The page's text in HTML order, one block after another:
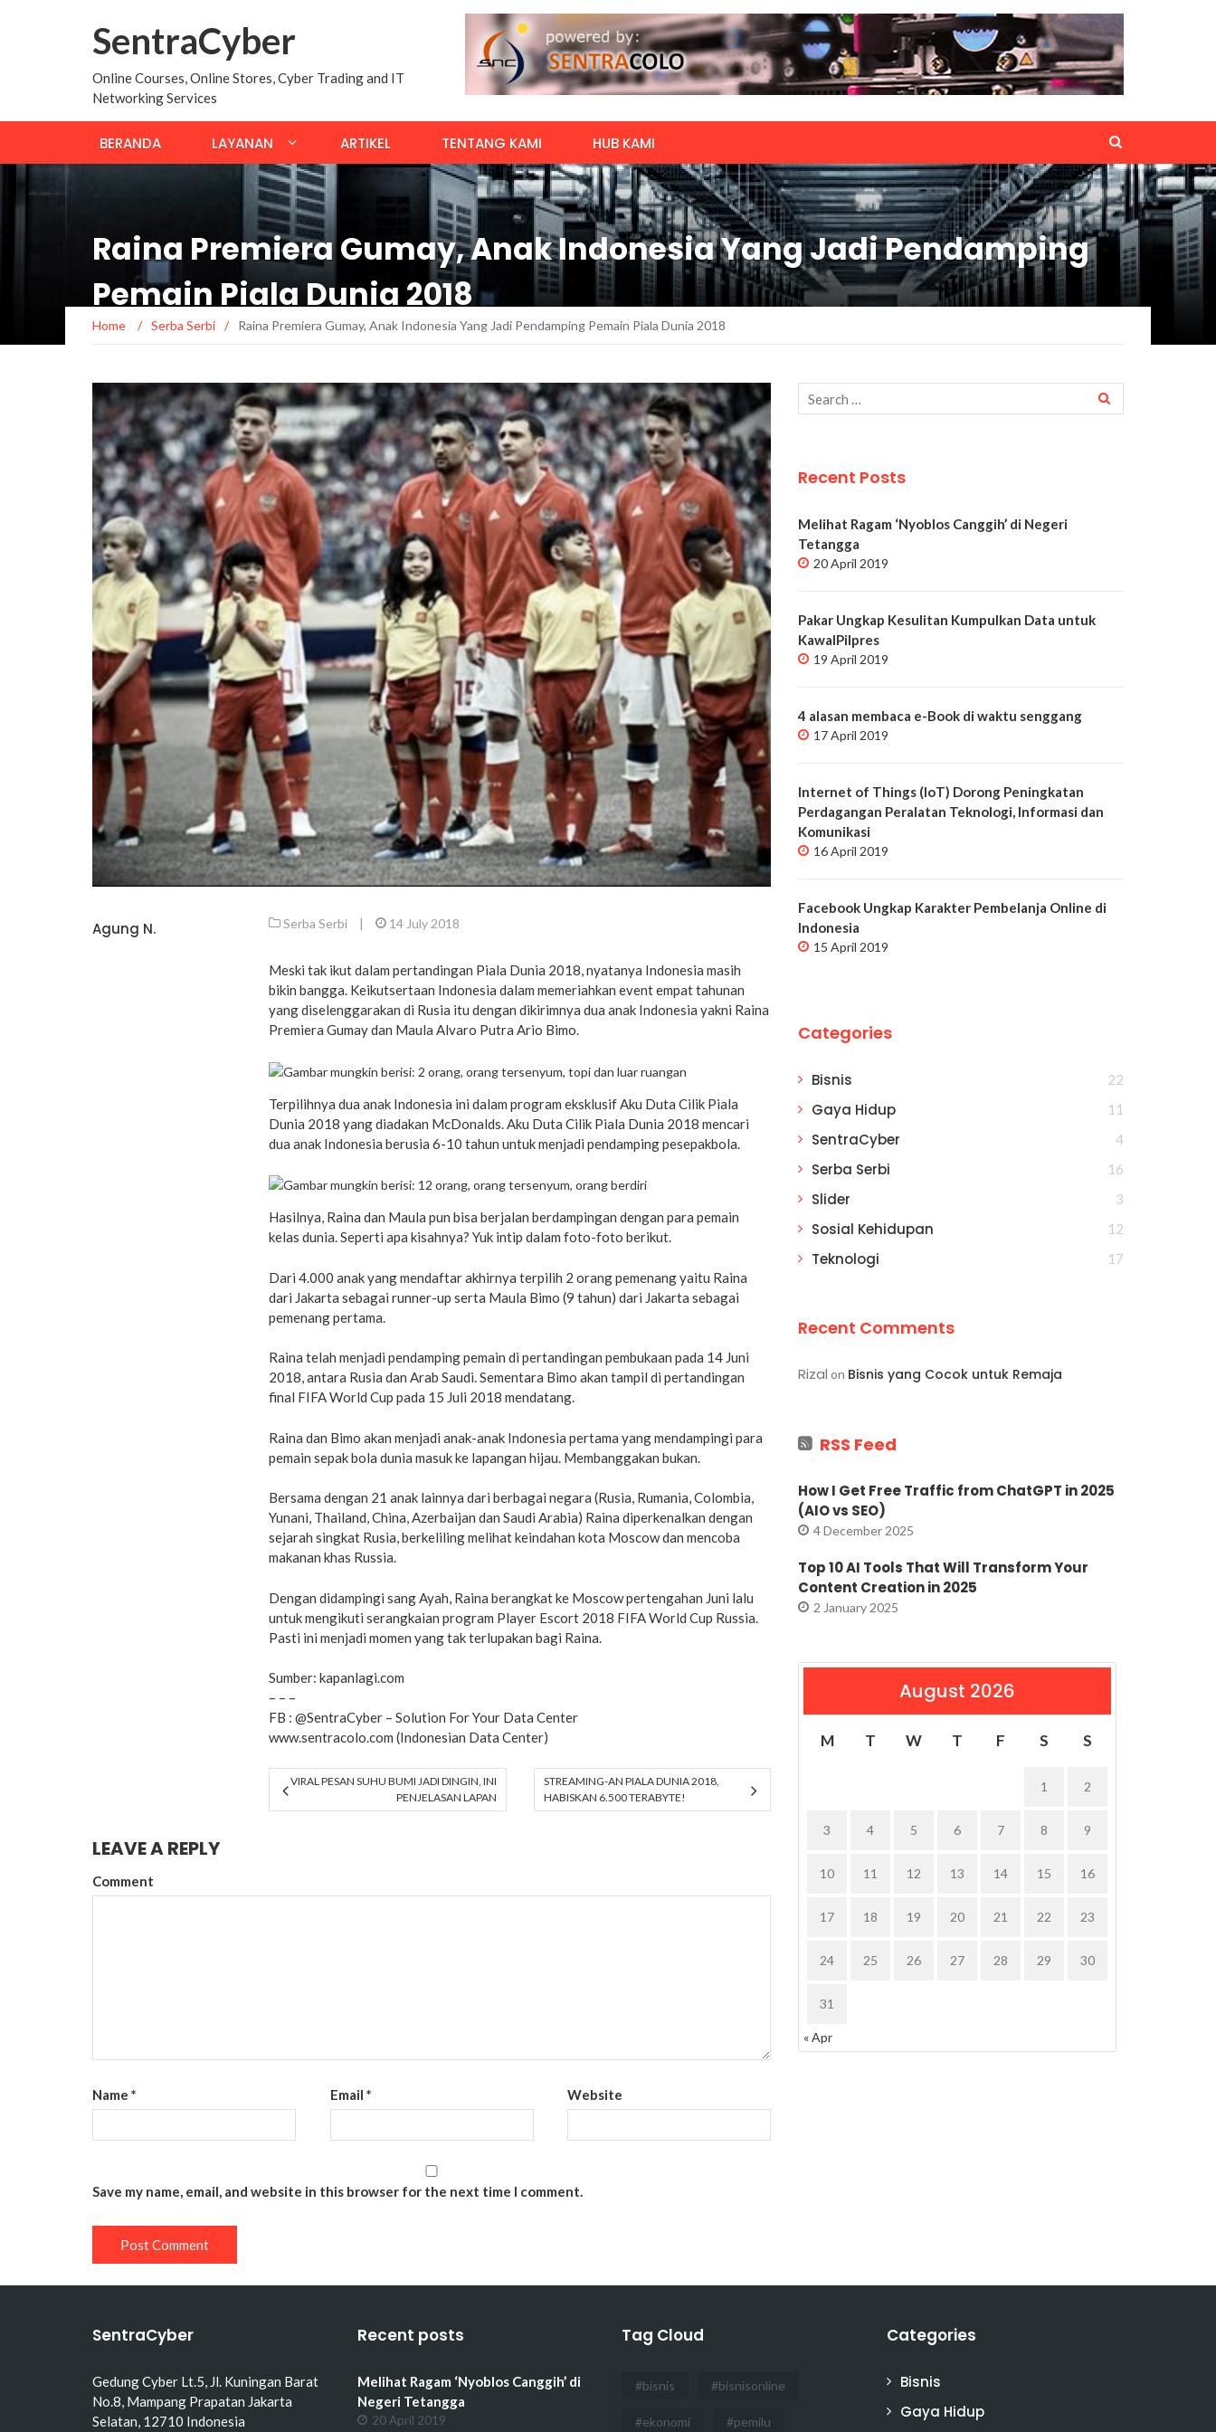
SentraCyber
Online Courses, Online Stores, Cyber Trading and IT
Networking Services
BERANDA LAYANAN ARTIKEL TENTANG KAMI HUB KAMI
Raina Premiera Gumay, Anak Indonesia Yang Jadi Pendamping
Pemain Piala Dunia 2018
Home / Serba Serbi / Raina Premiera Gumay, Anak Indonesia Yang Jadi Pendamping Pemain Piala Dunia 2018
Agung N. Serba Serbi | 14 July 2018
Meski tak ikut dalam pertandingan Piala Dunia 2018, nyatanya Indonesia masih
bikin bangga. Keikutsertaan Indonesia dalam memeriahkan event empat tahunan
yang diselenggarakan di Rusia itu dengan dikirimnya dua anak Indonesia yakni Raina
Premiera Gumay dan Maula Alvaro Putra Ario Bimo.
Terpilihnya dua anak Indonesia ini dalam program eksklusif Aku Duta Cilik Piala
Dunia 2018 yang diadakan McDonalds. Aku Duta Cilik Piala Dunia 2018 mencari
dua anak Indonesia berusia 6-10 tahun untuk menjadi pendamping pesepakbola.
Hasilnya, Raina dan Maula pun bisa berjalan berdampingan dengan para pemain
kelas dunia. Seperti apa kisahnya? Yuk intip dalam foto-foto berikut.
Dari 4.000 anak yang mendaftar akhirnya terpilih 2 orang pemenang yaitu Raina
dari Jakarta sebagai runner-up serta Maula Bimo (9 tahun) dari Jakarta sebagai
pemenang pertama.
Raina telah menjadi pendamping pemain di pertandingan pembukaan pada 14 Juni
2018, antara Rusia dan Arab Saudi. Sementara Bimo akan tampil di pertandingan
final FIFA World Cup pada 15 Juli 2018 mendatang.
Raina dan Bimo akan menjadi anak-anak Indonesia pertama yang mendampingi para
pemain sepak bola dunia masuk ke lapangan hijau. Membanggakan bukan.
Bersama dengan 21 anak lainnya dari berbagai negara (Rusia, Rumania, Colombia,
Yunani, Thailand, China, Azerbaijan dan Saudi Arabia) Raina diperkenalkan dengan
sejarah singkat Rusia, berkeliling melihat keindahan kota Moscow dan mencoba
makanan khas Russia.
Dengan didampingi sang Ayah, Raina berangkat ke Moscow pertengahan Juni lalu
untuk mengikuti serangkaian program Player Escort 2018 FIFA World Cup Russia.
Pasti ini menjadi momen yang tak terlupakan bagi Raina.
Sumber: kapanlagi.com
– – –
FB : @SentraCyber – Solution For Your Data Center
www.sentracolo.com (Indonesian Data Center)
VIRAL PESAN SUHU BUMI JADI DINGIN, INI
PENJELASAN LAPAN
STREAMING-AN PIALA DUNIA 2018,
HABISKAN 6.500 TERABYTE!
LEAVE A REPLY
Comment
Name * Email * Website
Save my name, email, and website in this browser for the next time I comment.
Recent Posts
Melihat Ragam ‘Nyoblos Canggih’ di Negeri
Tetangga
20 April 2019
Pakar Ungkap Kesulitan Kumpulkan Data untuk
KawalPilpres
19 April 2019
4 alasan membaca e-Book di waktu senggang
17 April 2019
Internet of Things (IoT) Dorong Peningkatan
Perdagangan Peralatan Teknologi, Informasi dan
Komunikasi
16 April 2019
Facebook Ungkap Karakter Pembelanja Online di
Indonesia
15 April 2019
Categories
Bisnis 22
Gaya Hidup 11
SentraCyber 4
Serba Serbi 16
Slider 3
Sosial Kehidupan 12
Teknologi 17
Recent Comments
Rizal on Bisnis yang Cocok untuk Remaja
RSS Feed
How I Get Free Traffic from ChatGPT in 2025
(AIO vs SEO)
4 December 2025
Top 10 AI Tools That Will Transform Your
Content Creation in 2025
2 January 2025
August 2026
M T W T F S S
1 2
3 4 5 6 7 8 9
10 11 12 13 14 15 16
17 18 19 20 21 22 23
24 25 26 27 28 29 30
31
« Apr
SentraCyber
Gedung Cyber Lt.5, Jl. Kuningan Barat
No.8, Mampang Prapatan Jakarta
Selatan, 12710 Indonesia
Recent posts
Melihat Ragam ‘Nyoblos Canggih’ di
Negeri Tetangga
20 April 2019
Tag Cloud
#bisnis #bisnisonline
#ekonomi #pemilu
Categories
Bisnis
Gaya Hidup